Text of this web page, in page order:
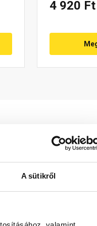
A sütikről
4 920 Ft
mennyiségű
megjelenítését.